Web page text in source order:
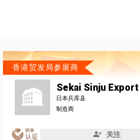
香港贸发局参展商
Sekai Sinju
日本兵库县
制造商
关注